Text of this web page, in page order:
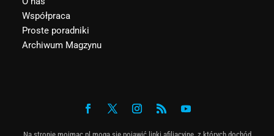
Współpraca
Proste poradniki
Archiwum Magzynu